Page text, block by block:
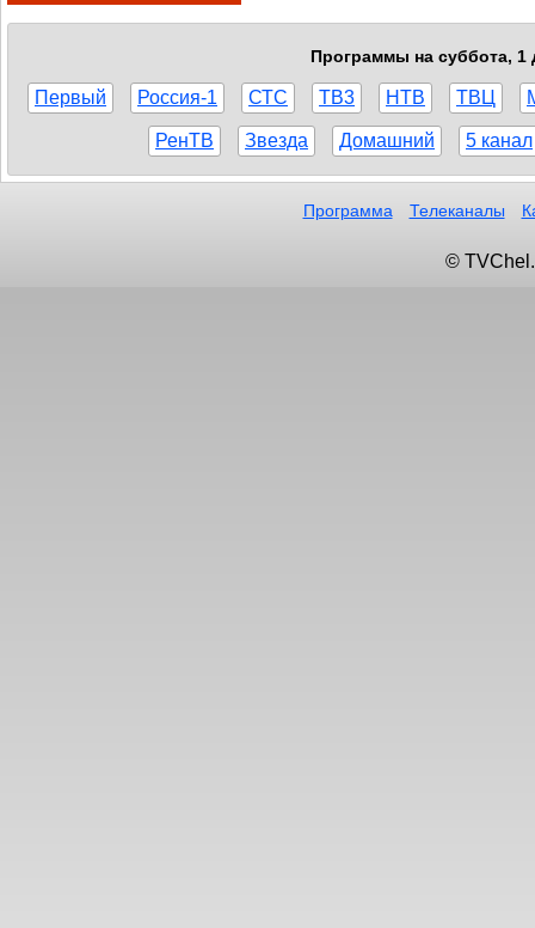
Программы на суббота, 1
Первый Россия-1 СТС ТВ3 НТВ ТВЦ
РенТВ Звезда Домашний 5 канал
Программа Телеканалы
©